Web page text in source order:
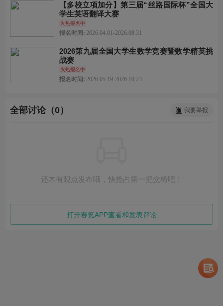
【多校立项加分】第三届“丝路国际杯”全国大
学生英语翻译大赛
火热报名中
报名时间: 2026.04.01-2026.08.31
2026第九届全国大学生数学竞赛暨数学精英挑
战赛
火热报名中
报名时间: 2026.05.19-2026.10.23
全部讨论（0） 我要举报
还木有观点发布哦，快抢占第一把交椅吧！
打开赛氪APP查看和发表评论